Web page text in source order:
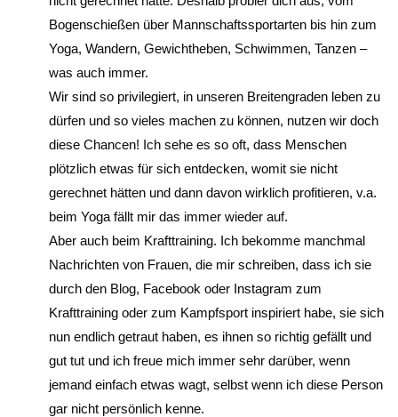
Bogenschießen über Mannschaftssportarten bis hin zum
Yoga, Wandern, Gewichtheben, Schwimmen, Tanzen –
was auch immer.
Wir sind so privilegiert, in unseren Breitengraden leben zu
dürfen und so vieles machen zu können, nutzen wir doch
diese Chancen! Ich sehe es so oft, dass Menschen
plötzlich etwas für sich entdecken, womit sie nicht
gerechnet hätten und dann davon wirklich profitieren, v.a.
beim Yoga fällt mir das immer wieder auf.
Aber auch beim Krafttraining. Ich bekomme manchmal
Nachrichten von Frauen, die mir schreiben, dass ich sie
durch den Blog, Facebook oder Instagram zum
Krafttraining oder zum Kampfsport inspiriert habe, sie sich
nun endlich getraut haben, es ihnen so richtig gefällt und
gut tut und ich freue mich immer sehr darüber, wenn
jemand einfach etwas wagt, selbst wenn ich diese Person
gar nicht persönlich kenne.